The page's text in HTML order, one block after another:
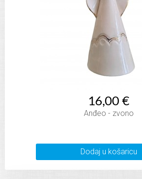
16,00 €
Anđeo - zvono
Dodaj u košaricu